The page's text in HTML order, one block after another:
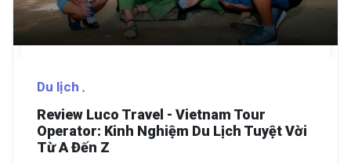
Du lịch
Review Luco Travel - Vietnam Tour
Operator: Kinh Nghiệm Du Lịch Tuyệt Vời
Từ A Đến Z